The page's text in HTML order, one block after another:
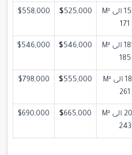
من 152 الى M²
171
$525,000
$558,000
من 185 الى M²
185
$546,000
$546,000
من 181 الى M²
261
$555,000
$798,000
من 203 الى M²
243
$665,000
$690,000